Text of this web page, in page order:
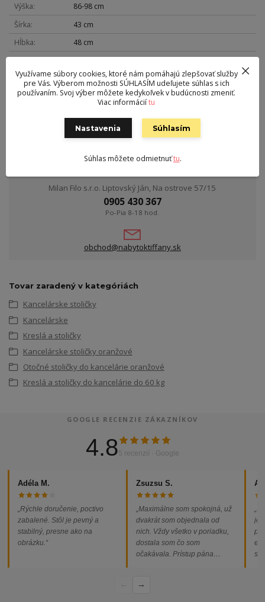
Výška
86-98 cm
Šírka
43 cm
Hĺbka
48 cm
Nosnosť
60 kg
Sedák
látka
Milan Filo s.r.o. Liptovský Ján, Na ostrove 57/15
0905 430 367
Po-Pia 8-18 hod.
obchod@nabytoktiffany.sk
Tovar zaradený v kategóriách
Kancelárske stoličky
Kancelárske
Kreslá a stoličky
Kancelárske stoličky oranžové
Otočné stoličky do kancelárie oranžové
Kreslá a stoličky do kancelárie do 60 kg
GOOGLE RECENZIE ZÁKAZNÍKOV
4.85 recenzií · Google
Adéla M.
„Rýchle doručenie, poctivo
zabalené. Stôl je pevný a
stabilný, presne ako na
obrázku.“
Zsuzsu S.
„Maximálne som spokojná, už
dvakrát som objednala od
nich. Vždy všetko v poriadku,
dostala som čo som
očakávala. Prístup pána
problémov. Vrele odporúčam!“
→
Využívame súbory cookies, ktoré nám pomáhajú zlepšovať služby
pre Vás. Výberom možnosti SÚHLASÍM udeľujete súhlas s ich
používaním. Svoj výber môžete kedykoľvek v budúcnosti zmeniť.
Viac informáciítu
Nastavenia Súhlasím
Súhlas môžete odmietnuťtu.